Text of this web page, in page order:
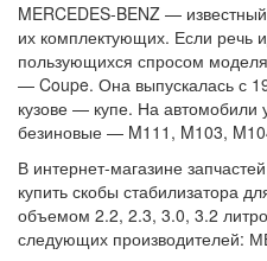
MERCEDES-BENZ —
их комплектующих. Если речь
пользующихся спросом
— Coupe. Она выпускалась с
кузове — купе. На автомобили
безиновые — M111, M103,
В интернет-магазине
купить скобы стабилизатора
объемом 2.2, 2.3, 3.0, 3.2
следующих производителей: